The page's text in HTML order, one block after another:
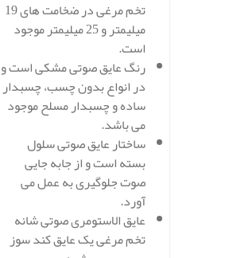
تخم مرغی در ضخامت های 19
میلیمتر و 25 میلیمتر موجود
است.
رنگ عایق صوتی مشکی است و
در انواع بدون چسب، چسبدار
ساده و چسبدار مسلح موجود
می باشد.
ساختار عایق صوتی سلول
بسته است و از جابه جایی
صوت جلوگیری به عمل می
آورد.
عایق الاستومری صوتی شانه
تخم مرغی یک عایق کند سوز